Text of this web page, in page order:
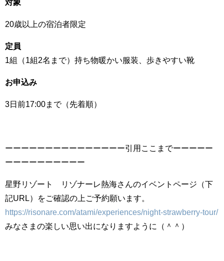
対象
20歳以上の宿泊者限定
定員
1組（1組2名まで）持ち物暖かい服装、歩きやすい靴
お申込み
3日前17:00まで（先着順）
ーーーーーーーーーーーーーーー引用ここまでーーーーー
ーーーーーーーーーー
星野リゾート リゾナーレ熱海さんのイベントページ（下
記URL）をご確認の上ご予約願います。
https://risonare.com/atami/experiences/night-strawberry-tour/
みなさまの楽しい思い出になりますように（＾＾）